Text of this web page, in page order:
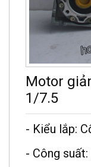
Motor
1/7.5
- Kiểu lắp:
- Công